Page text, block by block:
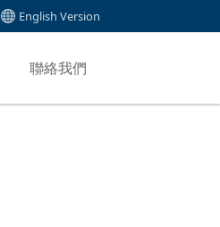
English Version
聯絡我們